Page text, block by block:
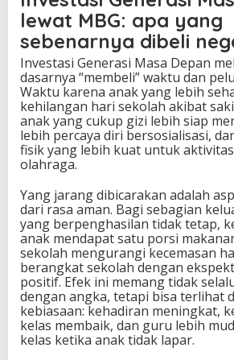
lewat MBG: apa yang
sebenarnya dibeli
Investasi Generasi Masa Depan
dasarnya “membeli” waktu dan
Waktu karena anak yang lebih
kehilangan hari sekolah akibat
anak yang cukup gizi lebih siap
lebih percaya diri bersosialisasi,
fisik yang lebih kuat untuk
olahraga.
Yang jarang dibicarakan adalah
dari rasa aman. Bagi sebagian
yang berpenghasilan tidak tetap,
anak mendapat satu porsi
sekolah mengurangi kecemasan
berangkat sekolah dengan
positif. Efek ini memang tidak
dengan angka, tetapi bisa terlihat
kebiasaan: kehadiran meningkat,
kelas membaik, dan guru lebih
kelas ketika anak tidak lapar.